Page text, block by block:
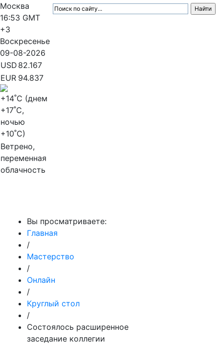
Москва
16:53 GMT
+3
Воскресенье
09-08-2026
USD 82.167
EUR 94.837
+14˚C (днем
+17˚C,
ночью
+10˚C)
Ветрено,
переменная
облачность
Вы просматриваете:
Главная
/
Мастерство
/
Онлайн
/
Круглый стол
/
Состоялось расширенное
заседание коллегии